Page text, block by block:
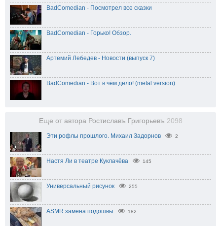
BadComedian - Посмотрел все сказки
BadComedian - Горько! Обзор.
Артемий Лебедев - Новости (выпуск 7)
BadComedian - Вот в чём дело! (metal version)
Еще от автора Ростиславъ Григорьевъ 2098
Эти рофлы прошлого. Михаил Задорнов 2
Настя Ли в театре Куклачёва 145
Универсальный рисунок 255
ASMR замена подошвы 182